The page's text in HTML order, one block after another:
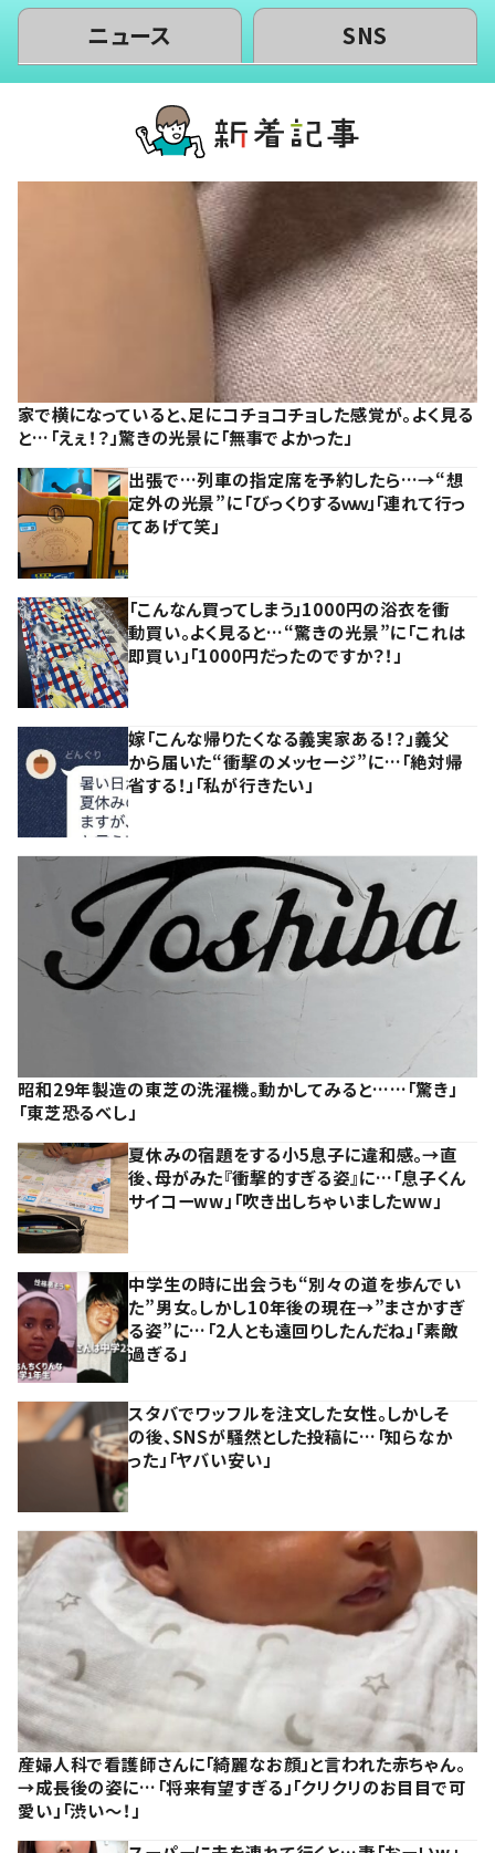
ニュース SNS
家で横になっていると、足にコチョコチョした感覚が。よく見る
と…「えぇ！？」驚きの光景に「無事でよかった」
出張で…列車の指定席を予約したら…→“想
定外の光景”に「びっくりするｗｗ」「連れて行っ
てあげて笑」
「こんなん買ってしまう」1000円の浴衣を衝
動買い。よく見ると…“驚きの光景”に「これは
即買い」「1000円だったのですか？！」
嫁「こんな帰りたくなる義実家ある！？」義父
から届いた“衝撃のメッセージ”に…「絶対帰
省する！」「私が行きたい」
昭和29年製造の東芝の洗濯機。動かしてみると……「驚き」
「東芝恐るべし」
夏休みの宿題をする小5息子に違和感。→直
後、母がみた『衝撃的すぎる姿』に…「息子くん
サイコーww」「吹き出しちゃいましたww」
中学生の時に出会うも“別々の道を歩んでい
た”男女。しかし10年後の現在→”まさかすぎ
る姿”に…「2人とも遠回りしたんだね」「素敵
過ぎる」
スタバでワッフルを注文した女性。しかしそ
の後、SNSが騒然とした投稿に…「知らなか
った」「ヤバい安い」
産婦人科で看護師さんに「綺麗なお顔」と言われた赤ちゃん。
→成長後の姿に…「将来有望すぎる」「クリクリのお目目で可
愛い」「渋い～！」